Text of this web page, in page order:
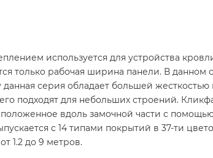
используется для устройства
только рабочая ширина панели. В данном
серия обладает большей
подходят для небольших строений.
вдоль замочной части с
с 14 типами покрытий в 37-ти
1.2 до 9 метров.